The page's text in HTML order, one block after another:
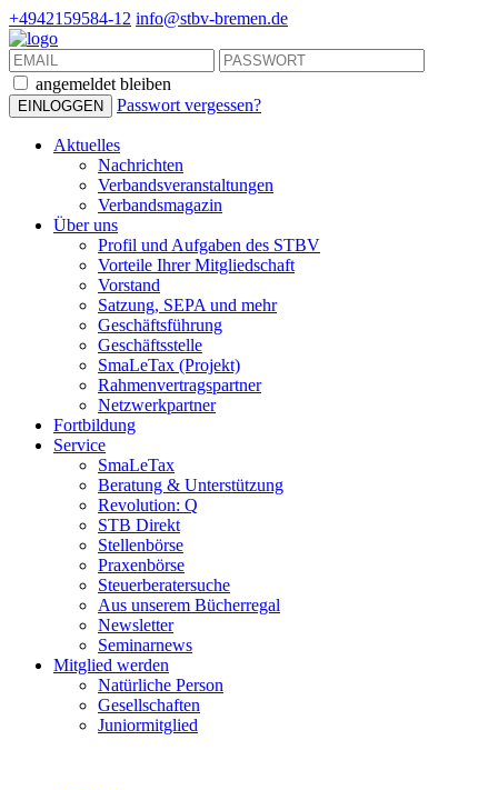
+4942159584-12 info@stbv-bremen.de
angemeldet bleiben
Passwort vergessen?
Aktuelles
Nachrichten
Verbandsveranstaltungen
Verbandsmagazin
Über uns
Profil und Aufgaben des STBV
Vorteile Ihrer Mitgliedschaft
Vorstand
Satzung, SEPA und mehr
Geschäftsführung
Geschäftsstelle
SmaLeTax (Projekt)
Rahmenvertragspartner
Netzwerkpartner
Fortbildung
Service
SmaLeTax
Beratung & Unterstützung
Revolution: Q
STB Direkt
Stellenbörse
Praxenbörse
Steuerberatersuche
Aus unserem Bücherregal
Newsletter
Seminarnews
Mitglied werden
Natürliche Person
Gesellschaften
Juniormitglied